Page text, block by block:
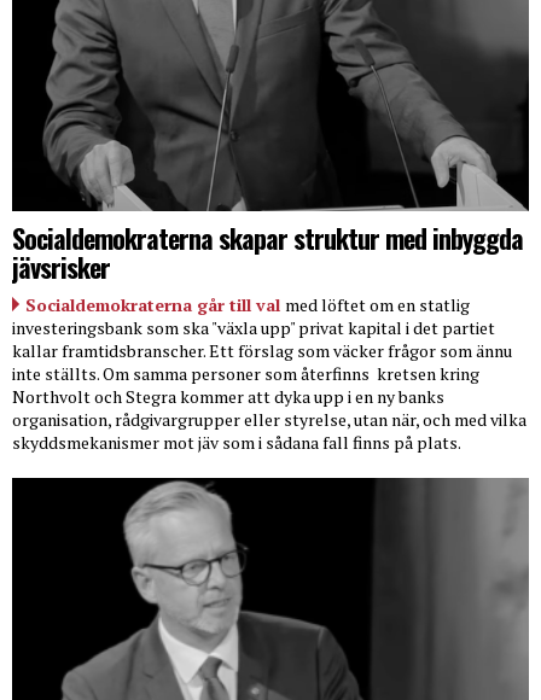
Socialdemokraterna skapar struktur med inbyggda
jävsrisker
Socialdemokraterna går till val med löftet om en statlig
investeringsbank som ska "växla upp" privat kapital i det partiet
kallar framtidsbranscher. Ett förslag som väcker frågor som ännu
inte ställts. Om samma personer som återfinns kretsen kring
Northvolt och Stegra kommer att dyka upp i en ny banks
organisation, rådgivargrupper eller styrelse, utan när, och med vilka
skyddsmekanismer mot jäv som i sådana fall finns på plats.